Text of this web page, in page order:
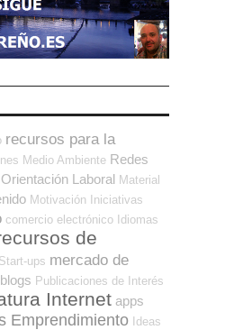
recursos para la
Medio Ambiente Redes
Laboral Material
Motivación
Iniciativas
comercio electrónico Idiomas
de
Start-ups mercado de
blogs Publicaciones de Interés
Internet apps
Emprendimiento
Ideas